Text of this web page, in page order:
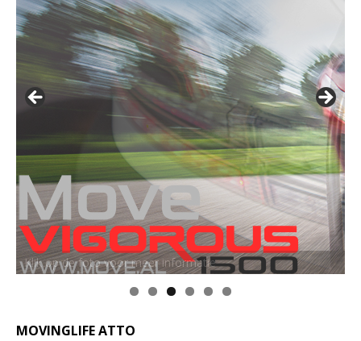
Klik op de foto voor meer informatie
MOVINGLIFE ATTO